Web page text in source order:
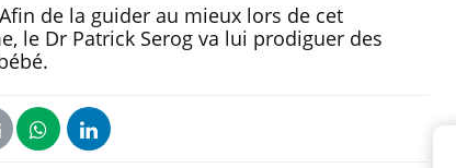
de la guider au mieux lors de cet
le Dr Patrick Serog va lui prodiguer des